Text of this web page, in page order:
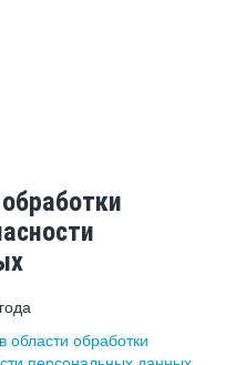
области обработки